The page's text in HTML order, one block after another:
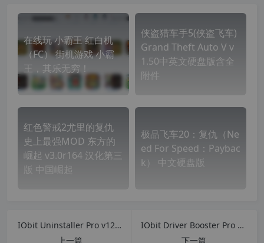
在线玩 小霸王 红白机
（FC） 街机游戏 小霸
王，其乐无穷！
侠盗猎车手5(侠盗飞车)
Grand Theft Auto V v
1.50中英文硬盘版含全
附件
红色警戒2尤里的复仇
史上最强MOD 东方的
崛起 v3.0r164 汉化第三
版 中国崛起
极品飞车20：复仇（Ne
ed For Speed：Paybac
k） 中文硬盘版
IObit Uninstaller Pro v12.4.0.9 专业卸载工具 简体中文版
上一篇
IObit Driver Booster Pro 10.5.0.139 驱动管理 驱动更新工具
下一篇